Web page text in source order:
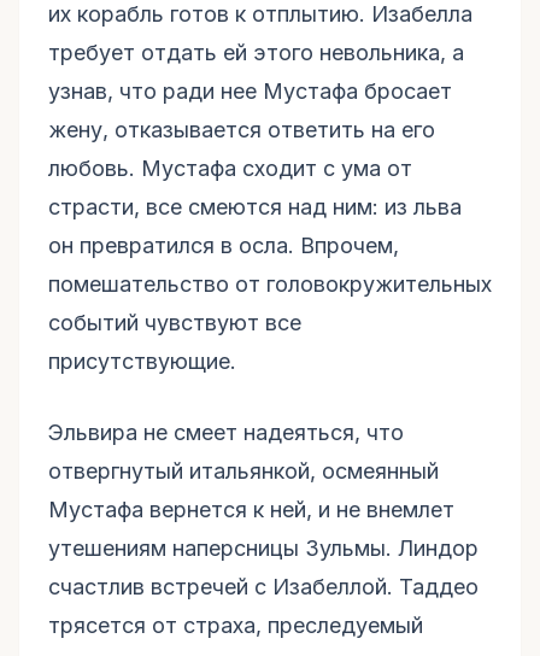
их корабль готов к отплытию. Изабелла
требует отдать ей этого невольника, а
узнав, что ради нее Мустафа бросает
жену, отказывается ответить на его
любовь. Мустафа сходит с ума от
страсти, все смеются над ним: из льва
он превратился в осла. Впрочем,
помешательство от головокружительных
событий чувствуют все
присутствующие.
Эльвира не смеет надеяться, что
отвергнутый итальянкой, осмеянный
Мустафа вернется к ней, и не внемлет
утешениям наперсницы Зульмы. Линдор
счастлив встречей с Изабеллой. Таддео
трясется от страха, преследуемый